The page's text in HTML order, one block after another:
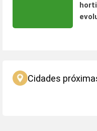
Cidades